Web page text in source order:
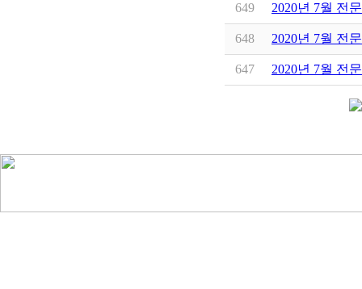
649 2020년 7월 전
648 2020년 7월 전
647 2020년 7월 전